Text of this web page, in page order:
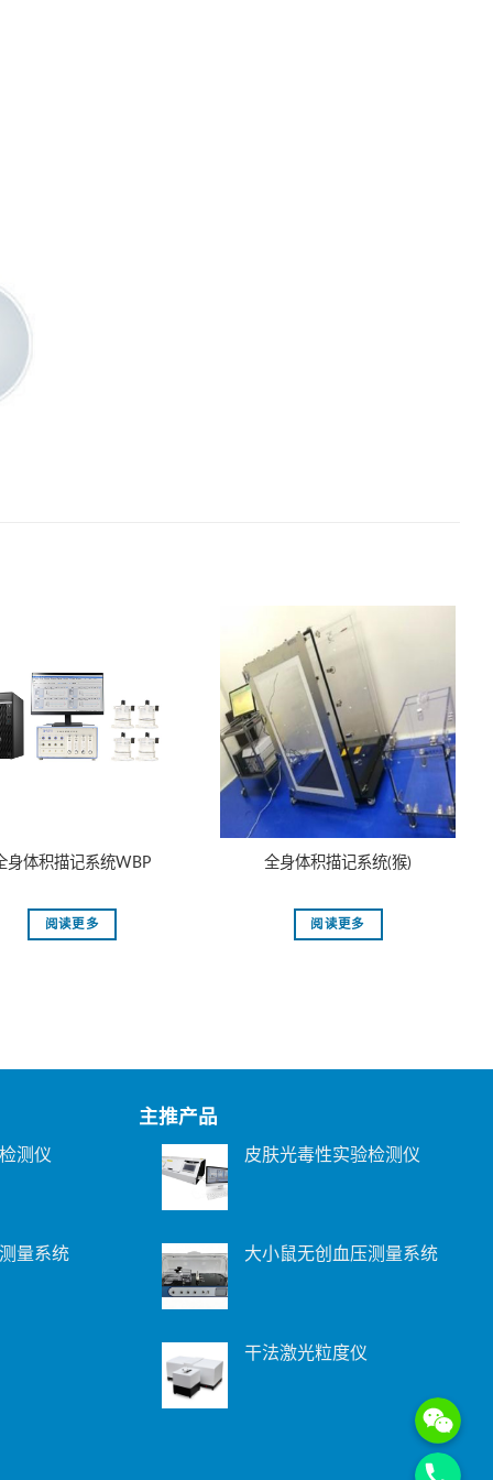
身体积描记系统WBP
阅读更多
全身体积描记系统(猴)
阅读更多
测仪
量系统
主推产品
皮肤光毒性实验检测仪
大小鼠无创血压测量系统
干法激光粒度仪
WeChat:
Phone